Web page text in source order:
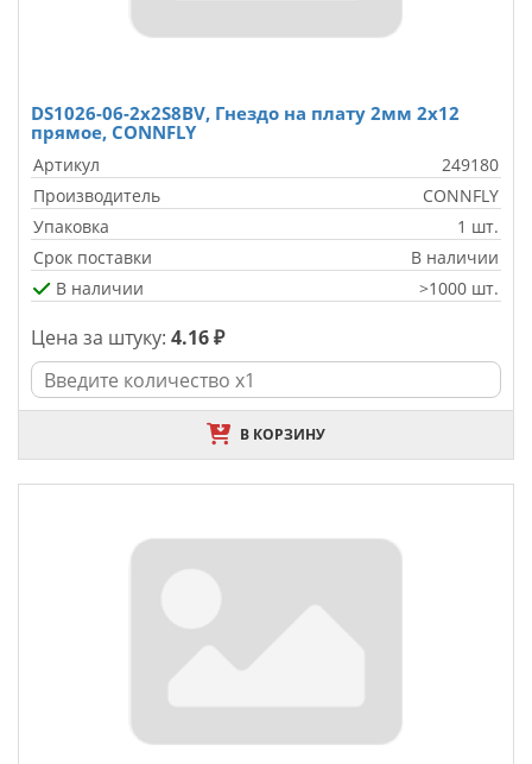
DS1026-06-2x2S8BV, Гнездо на плату 2мм 2х12
прямое, CONNFLY
Артикул
249180
Производитель
CONNFLY
Упаковка
1 шт.
Срок поставки
В наличии
В наличии
>1000 шт.
Цена за штуку: 4.16 ₽
В КОРЗИНУ